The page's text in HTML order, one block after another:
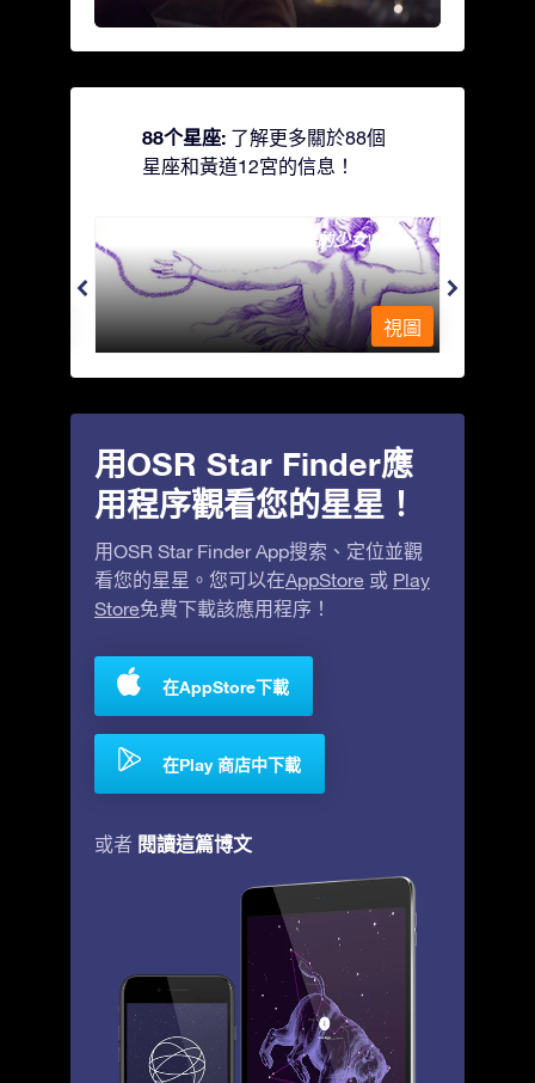
88个星座: 了解更多關於88個
星座和黃道12宮的信息！
Andromeda - 被鐵鍊鎖著的少女
視圖
用OSR Star Finder應
用程序觀看您的星星！
用OSR Star Finder App搜索、定位並觀
看您的星星。您可以在AppStore 或 Play
Store免費下載該應用程序！
在AppStore下載
在Play 商店中下載
或者 閱讀這篇博文